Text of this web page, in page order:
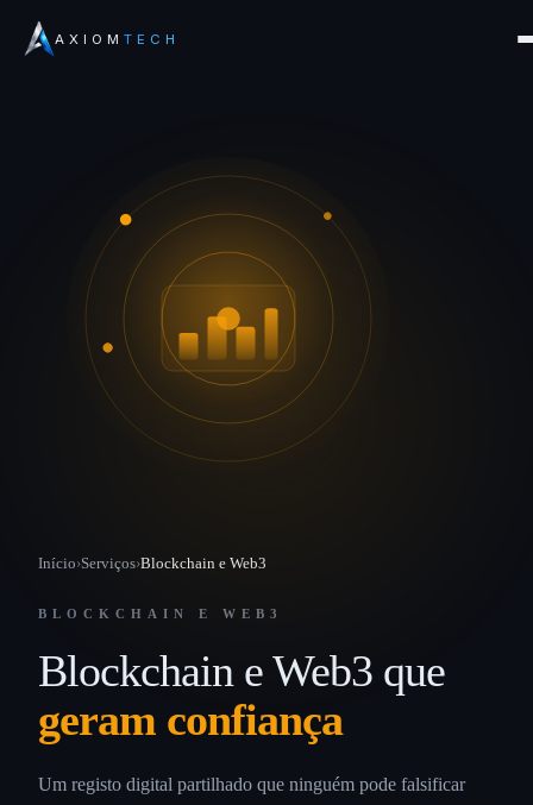
AXIOM TECH
Início›Serviços›Blockchain e Web3
BLOCKCHAIN E WEB3
Blockchain e Web3 que
geram confiança
Um registo digital partilhado que ninguém pode falsificar